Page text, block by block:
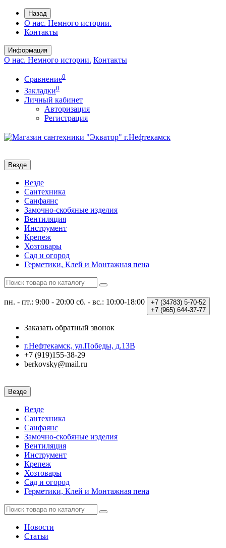
Назад
О нас. Немного истории.
Контакты
Информация
О нас. Немного истории. Контакты
Сравнение0
Закладки0
Личный кабинет
Авторизация
Регистрация
Везде
Везде
Сантехника
Санфаянс
Замочно-скобяные изделия
Вентиляция
Инструмент
Крепеж
Хозтовары
Сад и огород
Герметики, Клей и Монтажная пена
пн. - пт.: 9:00 - 20:00 сб. - вс.: 10:00-18:00 +7 (34783) 5-70-52
+7 (965) 644-37-77
Заказать обратный звонок
г.Нефтекамск, ул.Победы, д.13В
+7 (919)155-38-29
berkovsky@mail.ru
Везде
Везде
Сантехника
Санфаянс
Замочно-скобяные изделия
Вентиляция
Инструмент
Крепеж
Хозтовары
Сад и огород
Герметики, Клей и Монтажная пена
Новости
Статьи